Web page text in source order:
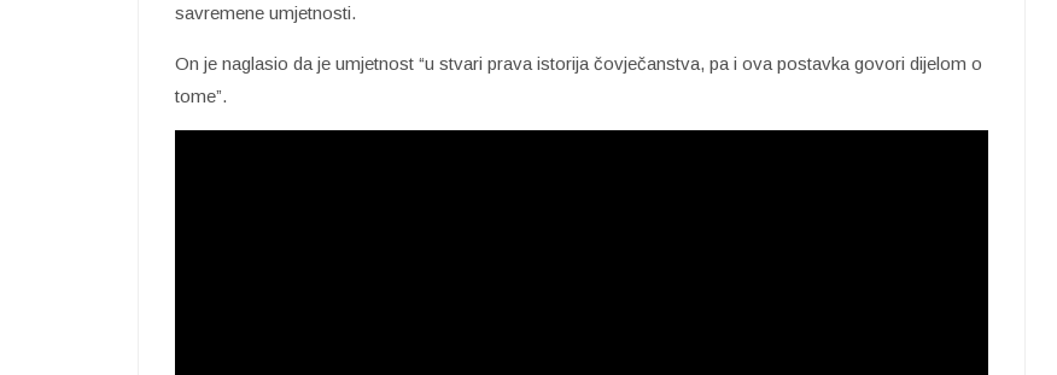
savremene umjetnosti.
On je naglasio da je umjetnost “u stvari prava istorija čovječanstva, pa i ova postavka govori dijelom o
tome”.